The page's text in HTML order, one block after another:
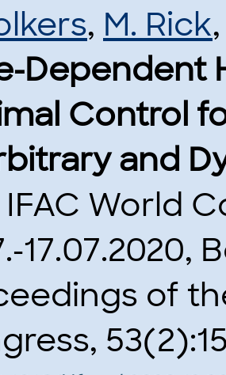
, M. Rick
Dependent
Control
and
IFAC World
of